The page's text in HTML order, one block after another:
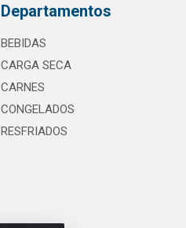
Departamentos
BEBIDAS
CARGA SECA
CARNES
CONGELADOS
RESFRIADOS